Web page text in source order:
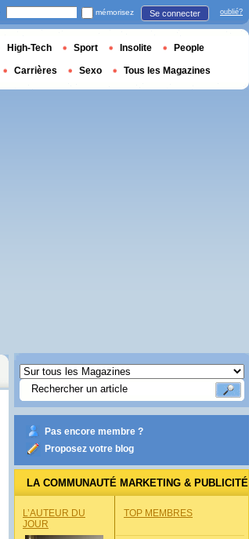
Pas encore membre ?
Proposez votre blog
LA COMMUNAUTÉ MARKETING & PUBLICITÉ
L’AUTEUR DU
JOUR
TOP MEMBRES
mémorisez Se connecter oublié?
High-Tech Sport Insolite People
Carrières Sexo Tous les Magazines